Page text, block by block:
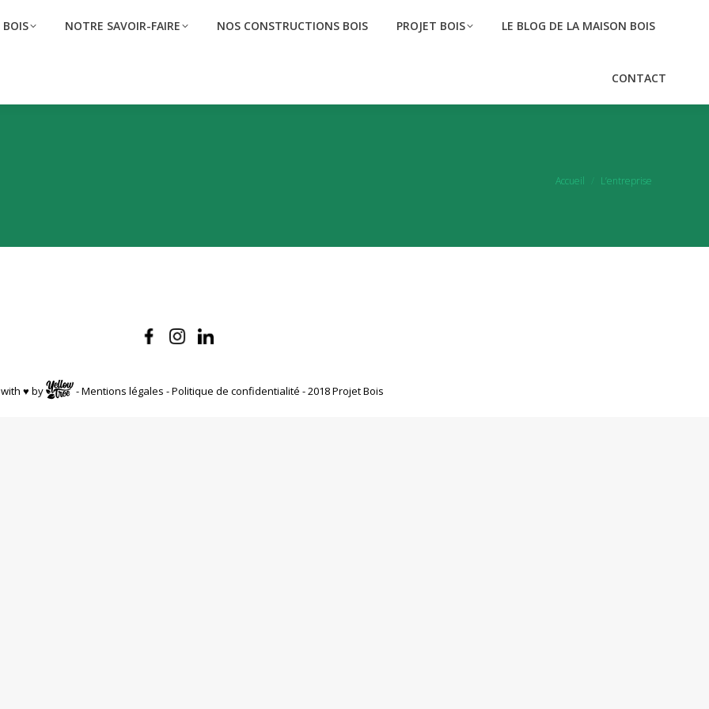
NOTRE SAVOIR-FAIRE NOS CONSTRUCTIONS BOIS PROJET BOIS LE BLOG DE LA MAISON BOIS
CONTACT
Vous êtes ici :
Accueil L’entreprise
♥ by -Mentions légales -Politique de confidentialité - 2018 Projet Bois
NOTRE SAVOIR-FAIRE NOS CONSTRUCTIONS BOIS PROJET BOIS LE BLOG DE LA MAISON BOIS
CONTACT